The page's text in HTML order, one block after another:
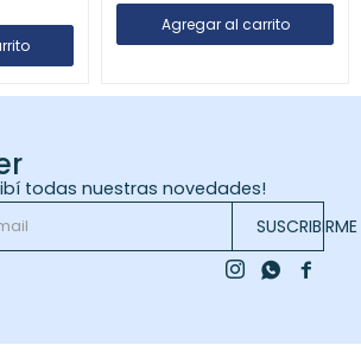
todas nuestras novedades!
SUSCRIBIRME

 